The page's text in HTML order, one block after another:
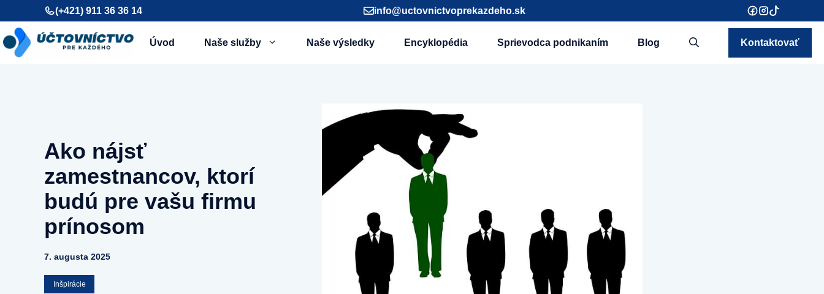
Preskočiť
na
obsah
(+421) 911 36 36 14 info@uctovnictvoprekazdeho.sk
Úvod Naše služby Naše výsledky Encyklopédia Sprievodca podnikaním Blog Kontaktovať
Ako nájsť
zamestnancov, ktorí
budú pre vašu firmu
prínosom
7. augusta 2025
Inšpirácie